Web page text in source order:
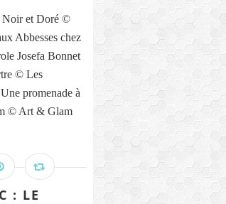
Noir et Doré ©
Abbesses chez
Josefa Bonnet
© Les
promenade à
© Art & Glam
: LE